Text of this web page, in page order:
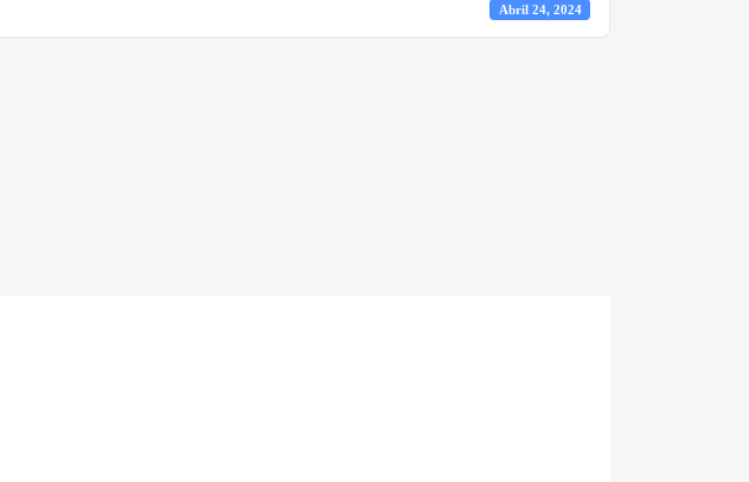
Abril 24, 2024